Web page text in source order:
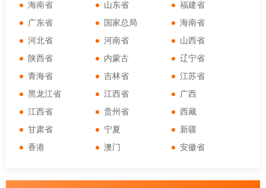
海南省 山东省
福建省
广东省
国家总局
海南省
河北省
河南省
山西省
陕西省
内蒙古
辽宁省
青海省
吉林省
江苏省
黑龙江省
江西省
广西
江西省
贵州省
西藏
甘肃省
宁夏
新疆
香港
澳门 安徽省